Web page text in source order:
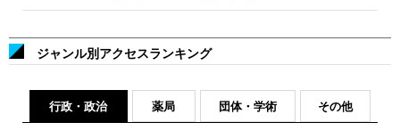
ジャンル別アクセスランキング
行政・政治 薬局 団体・学術 その他